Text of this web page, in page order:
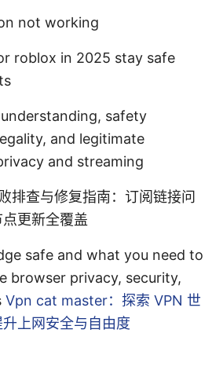
not working
roblox in 2025 stay safe
safety
and legitimate
and streaming
排查与修复指南：订阅链接问
更新全覆盖
safe and what you need to
browser privacy, security,
Vpn cat master：探索 VPN 世
上网安全与自由度